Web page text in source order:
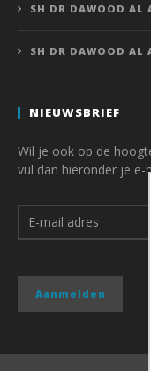
SH DR DAWOOD AL
SH DR DAWOOD AL
NIEUWSBRIEF
Wil je ook op de
vul dan hieronder je e-